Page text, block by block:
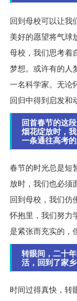
回到母校可以让我
美好的愿望将气球
母校，我们思考着
梦想。或许有的人
一名科学家。无论
回归中得到启发和
回首春节的这
烟花绽放时，
一条通往高考
春节的时光总是短
放时，我们也必须
回到母校，我们仿
怀抱里，我们努力
是紧张而充实的，
转眼间，二十
活，回到了家
时间过得真快，转